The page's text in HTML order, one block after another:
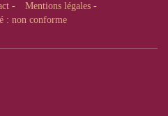
- Mentions légales -
: non conforme